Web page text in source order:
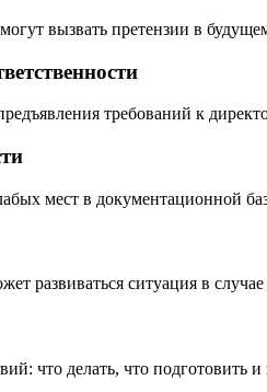
вызвать претензии в
требований к
мест в документационной
развиваться ситуация в случае
что делать, что подготовить